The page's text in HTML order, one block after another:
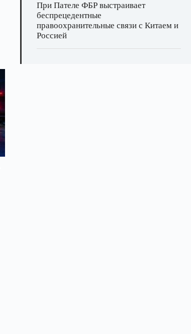
При Пателе ФБР выстраивает
беспрецедентные
правоохранительные связи с Китаем и
Россией